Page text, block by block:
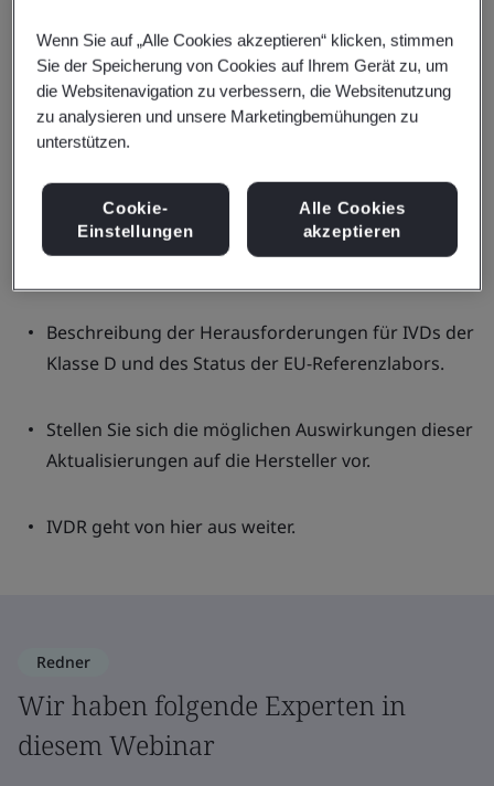
In diesem Webinar:
Ein kurzer Überblick über den Stand der IVDR
(neueste MDCG-Leitlinien und Entwicklungen in
Beschreibung der Herausforderungen für IVDs der
Klasse D und des Status der EU-Referenzlabors.
Stellen Sie sich die möglichen Auswirkungen dieser
Aktualisierungen auf die Hersteller vor.
IVDR geht von hier aus weiter.
Redner
Wir haben folgende Experten in
diesem Webinar
Wenn Sie auf „Alle Cookies akzeptieren“ klicken, stimmen
Sie der Speicherung von Cookies auf Ihrem Gerät zu, um
die Websitenavigation zu verbessern, die Websitenutzung
zu analysieren und unsere Marketingbemühungen zu
unterstützen.
Cookie-
Einstellungen
Alle Cookies
akzeptieren